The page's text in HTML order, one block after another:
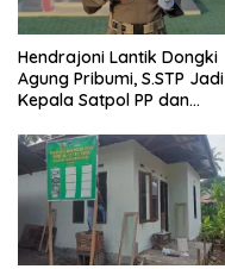
Hendrajoni Lantik Dongki
Agung Pribumi, S.STP Jadi
Kepala Satpol PP dan